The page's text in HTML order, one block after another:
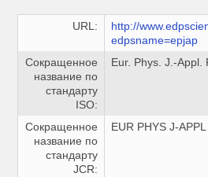
URL:
http://
edpsname=epjap
Сокращенное
название по
стандарту
ISO:
Eur. Phys. J.-Appl.
Сокращенное
название по
стандарту
JCR:
EUR PHYS J-